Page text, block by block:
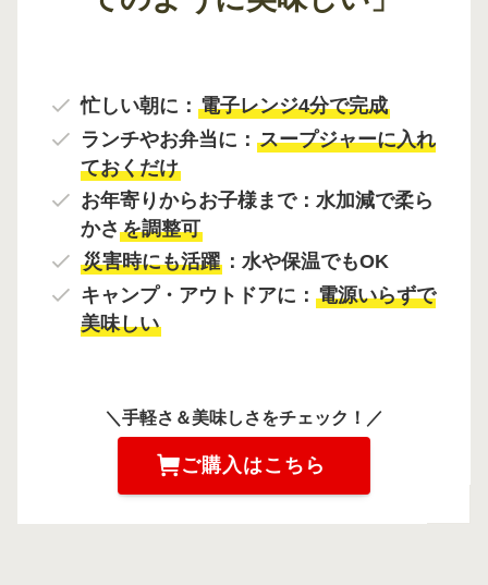
忙しい朝に：電子レンジ4分で完成
ランチやお弁当に：スープジャーに入れ
ておくだけ
お年寄りからお子様まで：水加減で柔ら
かさを調整可
災害時にも活躍 ：水や保温でもOK
キャンプ・アウトドアに：電源いらずで
美味しい
＼手軽さ＆美味しさをチェック！／
ご購入はこちら